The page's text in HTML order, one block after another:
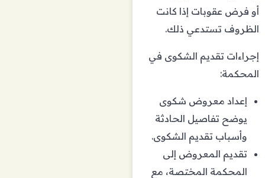
أو فرض عقوبات إذا كانت
الظروف تستدعي ذلك.
إجراءات تقديم الشكوى في
المحكمة:
إعداد معروض شكوى
يوضح تفاصيل الحادثة
وأسباب تقديم الشكوى.
تقديم المعروض إلى
المحكمة المختصة، مع